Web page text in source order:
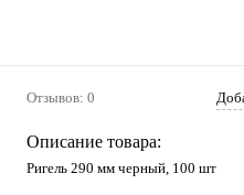
Отзывов: 0
Описание товара:
Ригель 290 мм черный, 100 шт